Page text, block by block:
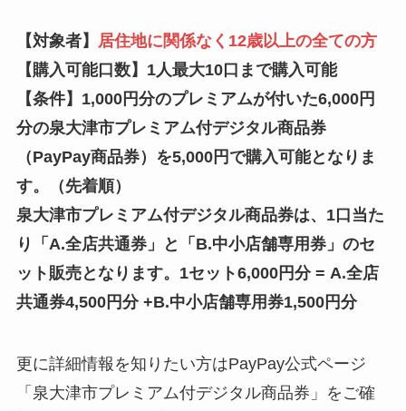
【対象者】
居住地に関係なく12歳以上の全ての方
【購入可能口数】 1人最大10口まで購入可能
【条件】1,000円分のプレミアムが付いた6,000円
分の泉大津市プレミアム付デジタル商品券
（PayPay商品券）を5,000円で購入可能となりま
す。（先着順）
泉大津市プレミアム付デジタル商品券は、1口当た
り「A.全店共通券」と「B.中小店舗専用券」のセ
ット販売となります。1セット6,000円分 = A.全店
共通券4,500円分 +B.中小店舗専用券1,500円分
更に詳細情報を知りたい方はPayPay公式ページ
「泉大津市プレミアム付デジタル商品券」をご確